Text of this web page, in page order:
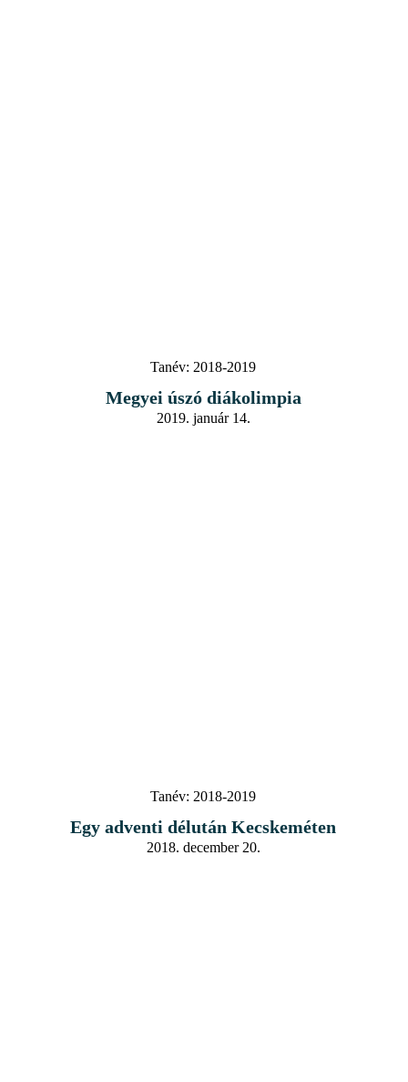
Tanév: 2018-2019
Megyei úszó diákolimpia
2019. január 14.
Tanév: 2018-2019
Egy adventi délután Kecskeméten
2018. december 20.